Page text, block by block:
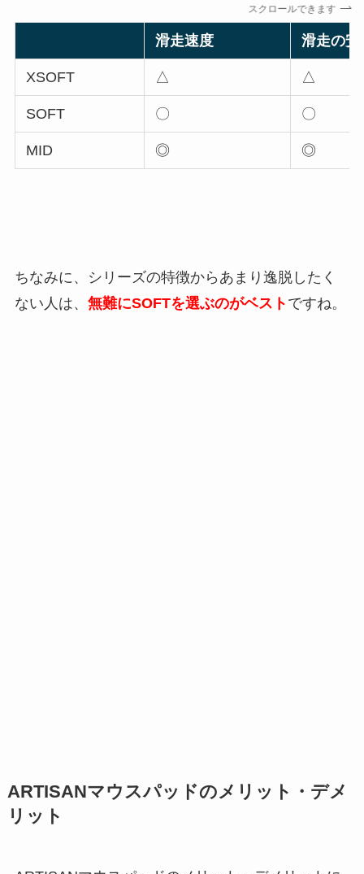
スクロールできます
滑走速度 滑走の安
XSOFT △ △
SOFT 〇 〇
MID ◎ ◎
ちなみに、シリーズの特徴からあまり逸脱したく
ない人は、 無難にSOFTを選ぶのがベスト ですね。
ARTISANマウスパッドのメリット・デメ
リット